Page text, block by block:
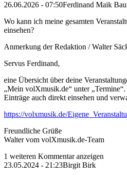
26.06.2026 - 07:50Ferdinand Maik
Wo kann ich meine gesamten
einsehen?
Anmerkung der Redaktion /Walter
Servus Ferdinand,
eine Übersicht über deine
„Mein volXmusik.de“ unter
Einträge auch direkt einsehen und
https://volxmusik.de/
Freundliche Grüße
Walter vom volXmusik.de-Team
1 weiteren Kommentar anzeigen
23.05.2024 - 21:23Birgit Birk